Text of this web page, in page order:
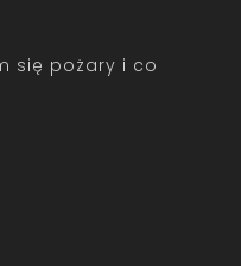
się pożary i co